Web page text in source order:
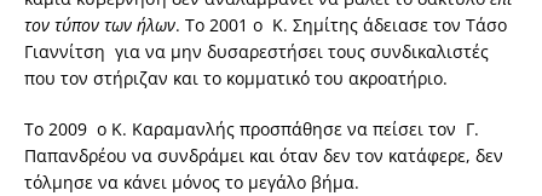
τον τύπον των ήλων. Το 2001 ο Κ. Σημίτης άδειασε τον Τάσο
Γιαννίτση για να μην δυσαρεστήσει τους συνδικαλιστές
που τον στήριζαν και το κομματικό του ακροατήριο.
Το 2009 ο Κ. Καραμανλής προσπάθησε να πείσει τον Γ.
Παπανδρέου να συνδράμει και όταν δεν τον κατάφερε, δεν
τόλμησε να κάνει μόνος το μεγάλο βήμα.